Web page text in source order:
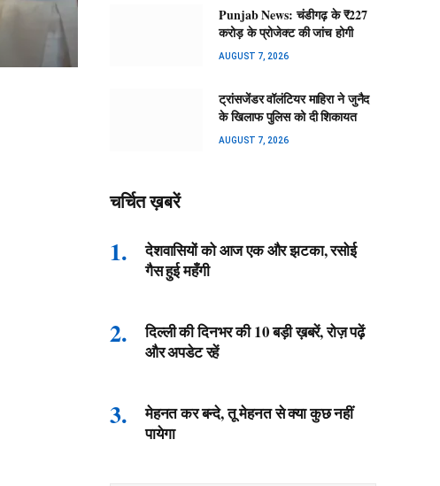
Punjab News: चंडीगढ़ के ₹227
करोड़ के प्रोजेक्ट की जांच होगी
AUGUST 7, 2026
ट्रांसजेंडर वॉलंटियर माहिरा ने जुनैद
के खिलाफ पुलिस को दी शिकायत
AUGUST 7, 2026
चर्चित ख़बरें
देशवासियों को आज एक और झटका, रसोई
गैस हुई महँगी
दिल्ली की दिनभर की 10 बड़ी ख़बरें, रोज़ पढ़ें
और अपडेट रहें
मेहनत कर बन्दे, तू मेहनत से क्या कुछ नहीं
पायेगा